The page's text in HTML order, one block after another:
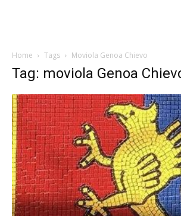
Home Tags Moviola Genoa Chievo
Tag: moviola Genoa